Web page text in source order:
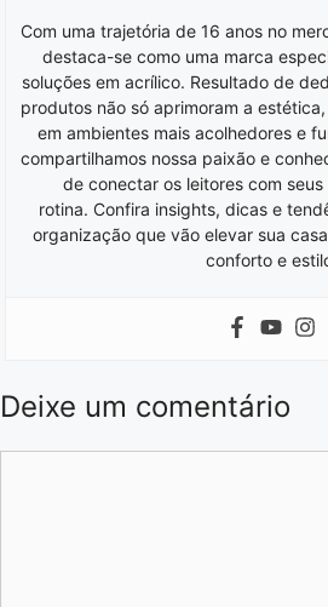
Com uma trajetória de 16 anos no
destaca-se como uma marca
soluções em acrílico. Resultado de
produtos não só aprimoram a
em ambientes mais acolhedores e
compartilhamos nossa paixão e
de conectar os leitores com
rotina. Confira insights, dicas e
organização que vão elevar sua
conforto e
Deixe um comentário